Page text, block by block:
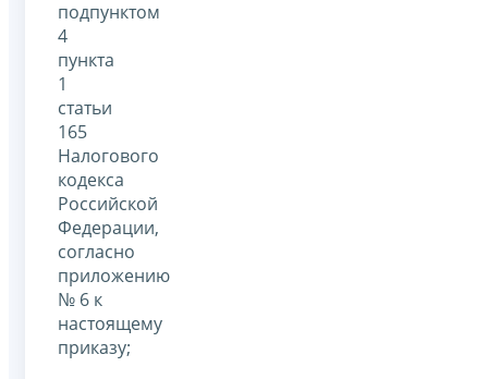
подпунктом
4
пункта
1
статьи
165
Налогового
кодекса
Российской
Федерации,
согласно
приложению
№ 6 к
настоящему
приказу;